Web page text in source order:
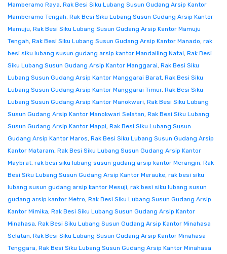
Mamberamo Raya, Rak Besi Siku Lubang Susun Gudang Arsip Kantor
Mamberamo Tengah, Rak Besi Siku Lubang Susun Gudang Arsip Kantor
Mamuju, Rak Besi Siku Lubang Susun Gudang Arsip Kantor Mamuju
Tengah, Rak Besi Siku Lubang Susun Gudang Arsip Kantor Manado, rak
besi siku lubang susun gudang arsip kantor Mandailing Natal, Rak Besi
Siku Lubang Susun Gudang Arsip Kantor Manggarai, Rak Besi Siku
Lubang Susun Gudang Arsip Kantor Manggarai Barat, Rak Besi Siku
Lubang Susun Gudang Arsip Kantor Manggarai Timur, Rak Besi Siku
Lubang Susun Gudang Arsip Kantor Manokwari, Rak Besi Siku Lubang
Susun Gudang Arsip Kantor Manokwari Selatan, Rak Besi Siku Lubang
Susun Gudang Arsip Kantor Mappi, Rak Besi Siku Lubang Susun
Gudang Arsip Kantor Maros, Rak Besi Siku Lubang Susun Gudang Arsip
Kantor Mataram, Rak Besi Siku Lubang Susun Gudang Arsip Kantor
Maybrat, rak besi siku lubang susun gudang arsip kantor Merangin, Rak
Besi Siku Lubang Susun Gudang Arsip Kantor Merauke, rak besi siku
lubang susun gudang arsip kantor Mesuji, rak besi siku lubang susun
gudang arsip kantor Metro, Rak Besi Siku Lubang Susun Gudang Arsip
Kantor Mimika, Rak Besi Siku Lubang Susun Gudang Arsip Kantor
Minahasa, Rak Besi Siku Lubang Susun Gudang Arsip Kantor Minahasa
Selatan, Rak Besi Siku Lubang Susun Gudang Arsip Kantor Minahasa
Tenggara, Rak Besi Siku Lubang Susun Gudang Arsip Kantor Minahasa